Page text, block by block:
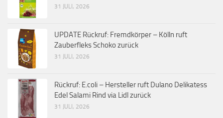
31 JULI, 2026
UPDATE Rückruf: Fremdkörper – Kölln ruft
Zauberfleks Schoko zurück
31 JULI, 2026
Rückruf: E.coli – Hersteller ruft Dulano Delikatess
Edel Salami Rind via Lidl zurück
31 JULI, 2026